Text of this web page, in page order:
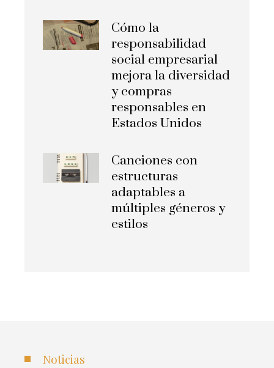
Cómo la
responsabilidad
social empresarial
mejora la diversidad
y compras
responsables en
Estados Unidos
Canciones con
estructuras
adaptables a
múltiples géneros y
estilos
Noticias